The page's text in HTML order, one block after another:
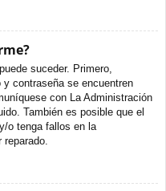
suceder. Primero,
contraseña se encuentren
con La Administración
También es posible que el
o tenga fallos en la